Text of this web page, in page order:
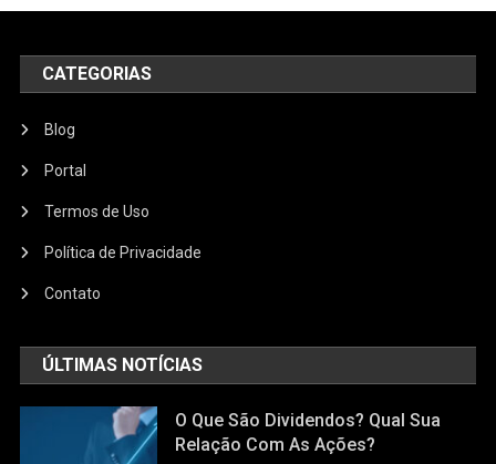
CATEGORIAS
Blog
Portal
Termos de Uso
Política de Privacidade
Contato
ÚLTIMAS NOTÍCIAS
O Que São Dividendos? Qual Sua
Relação Com As Ações?